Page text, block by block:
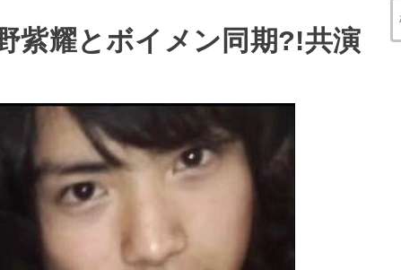
紫耀とボイメン同期?!共演